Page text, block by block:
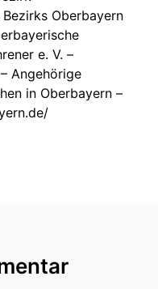
Oberbayern
e. V. –
Angehörige
in Oberbayern –